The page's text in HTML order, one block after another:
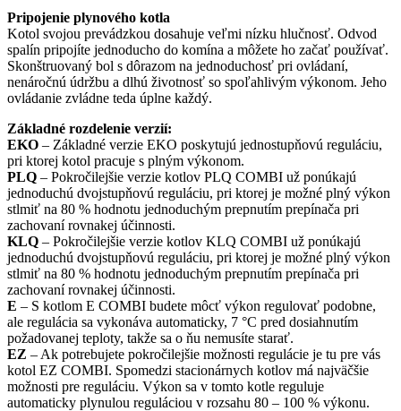
Pripojenie plynového kotla
Kotol svojou prevádzkou dosahuje veľmi nízku hlučnosť. Odvod
spalín pripojíte jednoducho do komína a môžete ho začať používať.
Skonštruovaný bol s dôrazom na jednoduchosť pri ovládaní,
nenáročnú údržbu a dlhú životnosť so spoľahlivým výkonom. Jeho
ovládanie zvládne teda úplne každý.
Základné rozdelenie verzií:
EKO – Základné verzie EKO poskytujú jednostupňovú reguláciu,
pri ktorej kotol pracuje s plným výkonom.
PLQ – Pokročilejšie verzie kotlov PLQ COMBI už ponúkajú
jednoduchú dvojstupňovú reguláciu, pri ktorej je možné plný výkon
stlmiť na 80 % hodnotu jednoduchým prepnutím prepínača pri
zachovaní rovnakej účinnosti.
KLQ – Pokročilejšie verzie kotlov KLQ COMBI už ponúkajú
jednoduchú dvojstupňovú reguláciu, pri ktorej je možné plný výkon
stlmiť na 80 % hodnotu jednoduchým prepnutím prepínača pri
zachovaní rovnakej účinnosti.
E – S kotlom E COMBI budete môcť výkon regulovať podobne,
ale regulácia sa vykonáva automaticky, 7 °C pred dosiahnutím
požadovanej teploty, takže sa o ňu nemusíte starať.
EZ – Ak potrebujete pokročilejšie možnosti regulácie je tu pre vás
kotol EZ COMBI. Spomedzi stacionárnych kotlov má najväčšie
možnosti pre reguláciu. Výkon sa v tomto kotle reguluje
automaticky plynulou reguláciou v rozsahu 80 – 100 % výkonu.